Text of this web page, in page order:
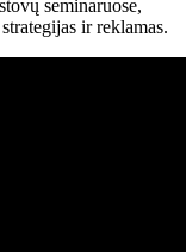
seminaruose,
ir reklamas.